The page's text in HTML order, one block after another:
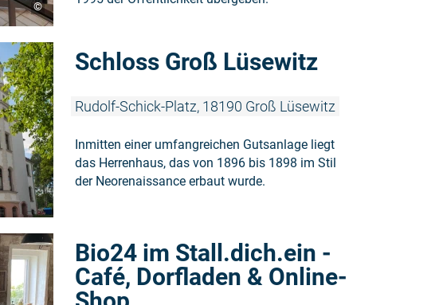
©
Schloss Groß Lüsewitz
Rudolf-Schick-Platz, 18190 Groß Lüsewitz
Inmitten einer umfangreichen Gutsanlage liegt
das Herrenhaus, das von 1896 bis 1898 im Stil
der Neorenaissance erbaut wurde.
Bio24 im Stall.dich.ein -
Café, Dorfladen & Online-